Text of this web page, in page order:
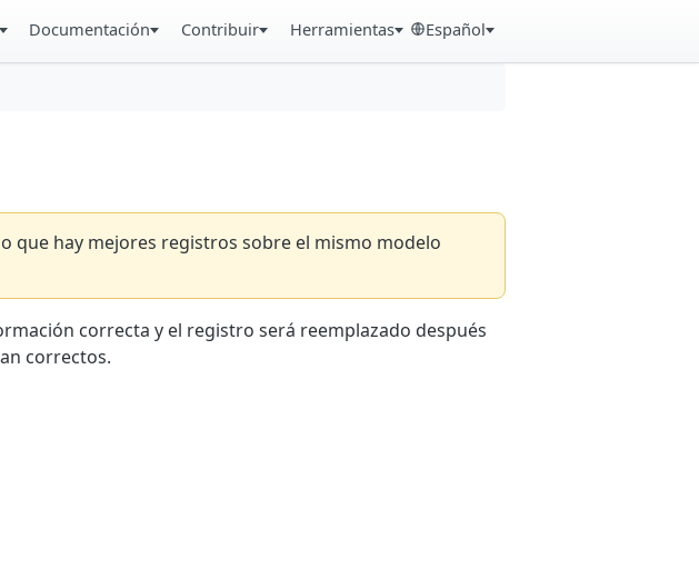
Documentación Contribuir Herramientas Español
que hay mejores registros sobre el mismo modelo
correcta y el registro será reemplazado después
correctos.